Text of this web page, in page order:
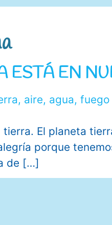
ESTÁ EN
El planeta
porque
de […]